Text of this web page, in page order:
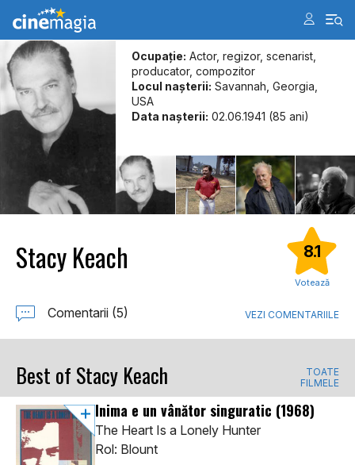
Ocupație: Actor, regizor, scenarist,
producator, compozitor
Locul naşterii: Savannah, Georgia,
USA
Data naşterii: 02.06.1941 (85 ani)
Stacy Keach 8.1
Votează
Comentarii (5) VEZI COMENTARIILE
Best of Stacy Keach
TOATE
FILMELE
Inima e un vânător singuratic (1968)
The Heart Is a Lonely Hunter
Rol: Blount